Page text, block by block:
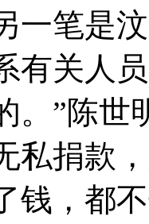
一笔是
有关人
。”陈世
私捐款
钱，都